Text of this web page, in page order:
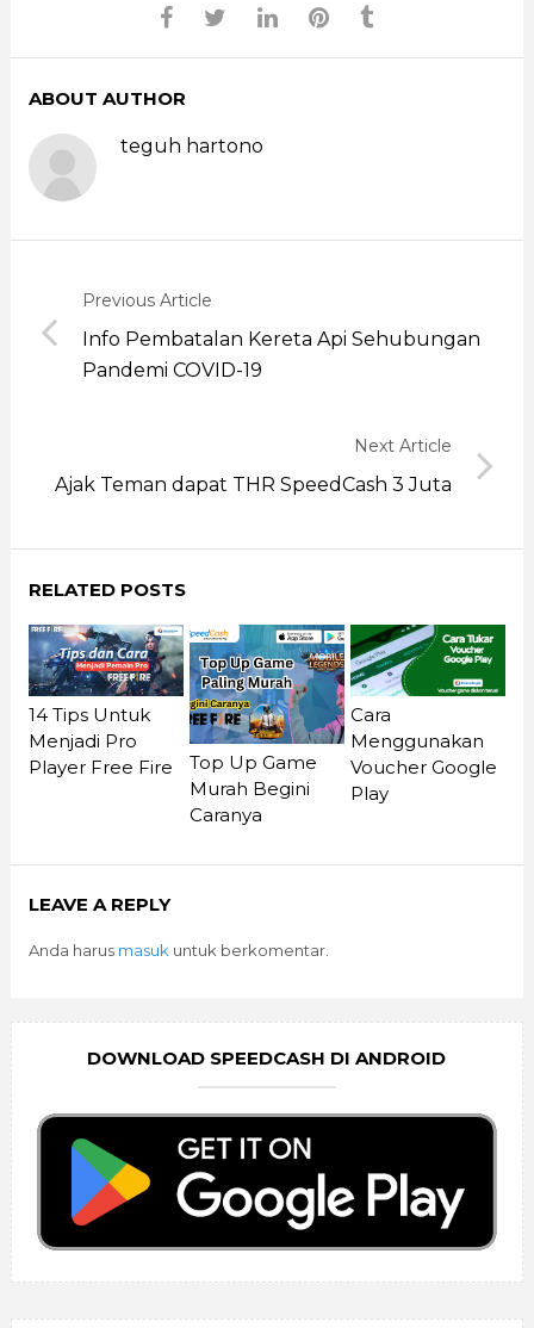
ABOUT AUTHOR
teguh hartono
Previous Article
Info Pembatalan Kereta Api Sehubungan
Pandemi COVID-19
Next Article
Ajak Teman dapat THR SpeedCash 3 Juta
RELATED POSTS
14 Tips Untuk
Menjadi Pro
Player Free Fire
Top Up Game
Murah Begini
Caranya
Cara
Menggunakan
Voucher Google
Play
LEAVE A REPLY
Anda harus masuk untuk berkomentar.
DOWNLOAD SPEEDCASH DI ANDROID